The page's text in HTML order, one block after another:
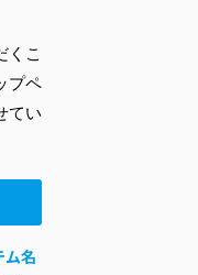
くこ
プペ
てい
ム名